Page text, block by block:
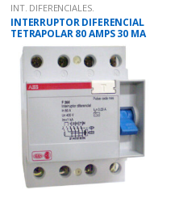
INT. DIFERENCIALES.
INTERRUPTOR DIFERENCIAL
TETRAPOLAR 80 AMPS 30 MA